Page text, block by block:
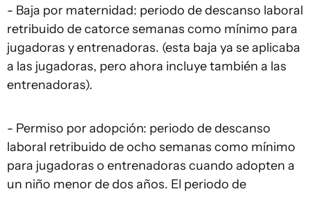
- Baja por maternidad: periodo de descanso laboral
retribuido de catorce semanas como mínimo para
jugadoras y entrenadoras. (esta baja ya se aplicaba
a las jugadoras, pero ahora incluye también a las
entrenadoras).
- Permiso por adopción: periodo de descanso
laboral retribuido de ocho semanas como mínimo
para jugadoras o entrenadoras cuando adopten a
un niño menor de dos años. El periodo de